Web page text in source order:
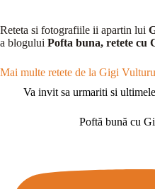
Reteta si fotografiile ii apartin lui
a blogului Pofta buna, retete cu
Mai multe retete de la Gigi
Va invit sa urmariti si
Poftă bună cu